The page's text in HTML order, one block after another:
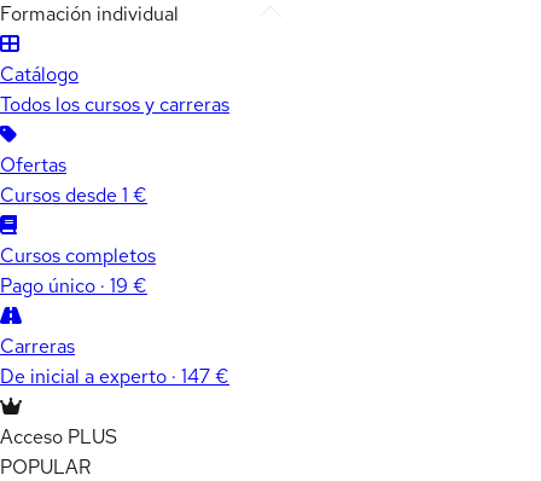
Formación individual
Catálogo
Todos los cursos y carreras
Ofertas
Cursos desde 1 €
Cursos completos
Pago único · 19 €
Carreras
De inicial a experto · 147 €
Acceso PLUS
POPULAR